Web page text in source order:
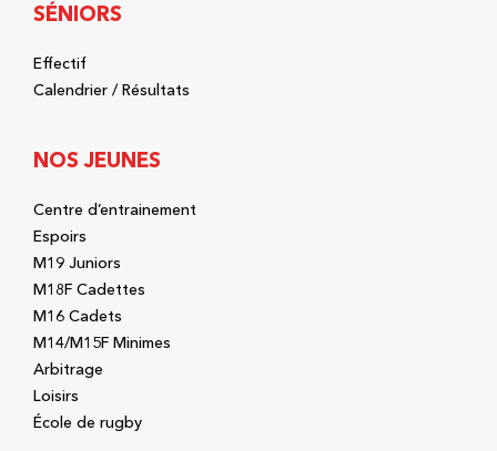
SÉNIORS
Effectif
Calendrier / Résultats
NOS JEUNES
Centre d’entrainement
Espoirs
M19 Juniors
M18F Cadettes
M16 Cadets
M14/M15F Minimes
Arbitrage
Loisirs
École de rugby